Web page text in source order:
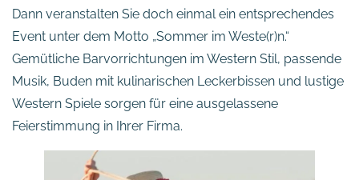
Dann veranstalten Sie doch einmal ein entsprechendes
Event unter dem Motto „Sommer im Weste(r)n.“
Gemütliche Barvorrichtungen im Western Stil, passende
Musik, Buden mit kulinarischen Leckerbissen und lustige
Western Spiele sorgen für eine ausgelassene
Feierstimmung in Ihrer Firma.